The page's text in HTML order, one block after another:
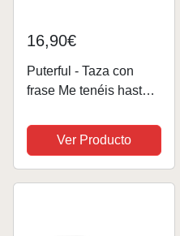
16,90€
Puterful - Taza con
frase Me tenéis hasta
originales para café -
Resistente al
microondas y
lavavajillas
Ver Producto